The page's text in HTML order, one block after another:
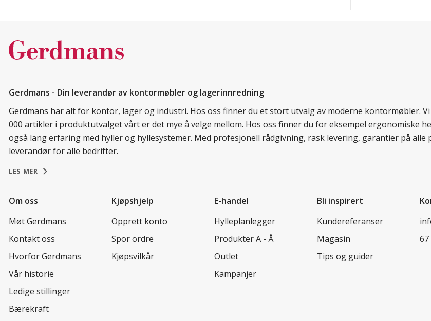
Gerdmans - Din leverandør av kontormøbler og lagerinnredning
Gerdmans har alt for kontor, lager og industri. Hos oss finner du et stort utvalg av moderne kontormøbler.
000 artikler i produktutvalget vårt er det mye å velge mellom. Hos oss finner du for eksempel ergonomiske
også lang erfaring med hyller og hyllesystemer. Med profesjonell rådgivning, rask levering, garantier på
leverandør for alle bedrifter.
LES MER
Om oss
Møt Gerdmans
Kontakt oss
Hvorfor Gerdmans
Vår historie
Ledige stillinger
Bærekraft
Kjøpshjelp
Opprett konto
Spor ordre
Kjøpsvilkår
E-handel
Hylleplanlegger
Produkter A - Å
Outlet
Kampanjer
Bli inspirert
Kundereferanser
Magasin
Tips og guider
67